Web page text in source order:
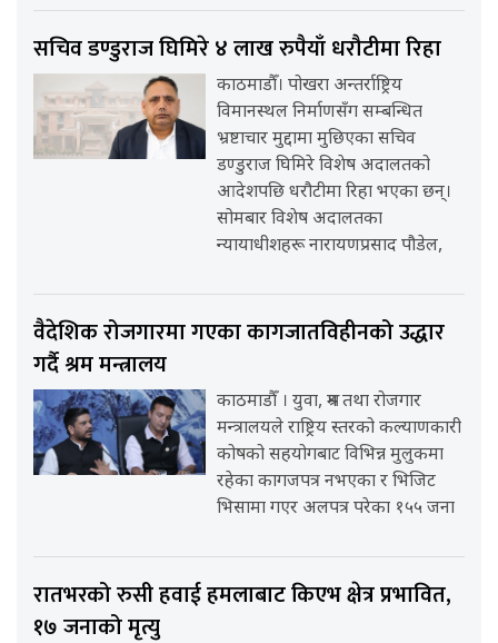
सचिव डण्डुराज घिमिरे ४ लाख रुपैयाँ धरौटीमा रिहा
काठमाडौँ। पोखरा अन्तर्राष्ट्रिय
विमानस्थल निर्माणसँग सम्बन्धित
भ्रष्टाचार मुद्दामा मुछिएका सचिव
डण्डुराज घिमिरे विशेष अदालतको
आदेशपछि धरौटीमा रिहा भएका छन्।
सोमबार विशेष अदालतका
न्यायाधीशहरू नारायणप्रसाद पौडेल,
वैदेशिक रोजगारमा गएका कागजातविहीनको उद्धार
गर्दै श्रम मन्त्रालय
काठमाडौँ । युवा, श्रम तथा रोजगार
मन्त्रालयले राष्ट्रिय स्तरको कल्याणकारी
कोषको सहयोगबाट विभिन्न मुलुकमा
रहेका कागजपत्र नभएका र भिजिट
भिसामा गएर अलपत्र परेका १५५ जना
रातभरको रुसी हवाई हमलाबाट किएभ क्षेत्र प्रभावित,
१७ जनाको मृत्यु